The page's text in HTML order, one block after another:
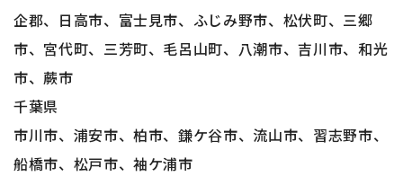
企郡、日高市、富士見市、ふじみ野市、松伏町、三郷
市、宮代町、三芳町、毛呂山町、八潮市、吉川市、和光
市、蕨市
千葉県
市川市、浦安市、柏市、鎌ケ谷市、流山市、習志野市、
船橋市、松戸市、袖ケ浦市